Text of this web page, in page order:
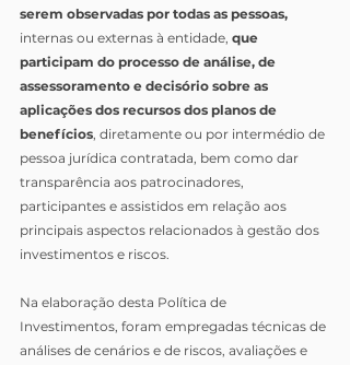
serem observadas por todas as pessoas,
internas ou externas à entidade, que
participam do processo de análise, de
assessoramento e decisório sobre as
aplicações dos recursos dos planos de
benefícios, diretamente ou por intermédio de
pessoa jurídica contratada, bem como dar
transparência aos patrocinadores,
participantes e assistidos em relação aos
principais aspectos relacionados à gestão dos
investimentos e riscos.
Na elaboração desta Política de
Investimentos, foram empregadas técnicas de
análises de cenários e de riscos, avaliações e